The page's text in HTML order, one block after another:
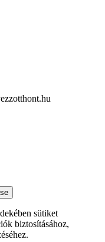
sütiket
biztosításához,